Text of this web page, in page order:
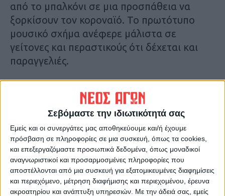
Σεβόμαστε την ιδιωτικότητά σας
Εμείς και οι συνεργάτες μας αποθηκεύουμε και/ή έχουμε
πρόσβαση σε πληροφορίες σε μια συσκευή, όπως τα cookies,
και επεξεργαζόμαστε προσωπικά δεδομένα, όπως μοναδικοί
αναγνωριστικοί και προσαρμοσμένες πληροφορίες που
αποστέλλονται από μια συσκευή για εξατομικευμένες διαφημίσεις
και περιεχόμενο, μέτρηση διαφήμισης και περιεχομένου, έρευνα
ακροατηρίου και ανάπτυξη υπηρεσιών. Με την άδειά σας, εμείς
από το μπαλκόνι σε μια προσπάθεια να
ξορκίσουν τον κοροναϊό. Το πρωτότυπο
μουσικό σχήμα ανέφερε μάλιστα σε
γείτονες και περαστικούς ότι δέχεται και
παραγγελιές.
in.gr
Τελευταίες Ειδήσεις Σήμερα
Ακολούθησε την εφημερίδα ΝΕΟΣ
ΑΓΩΝ στο Google News!